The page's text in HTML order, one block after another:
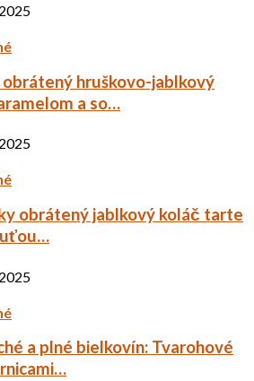
obrátený hruškovo-jablkový
a so…
obrátený jablkový koláč tarte
a plné bielkovín: Tvarohové